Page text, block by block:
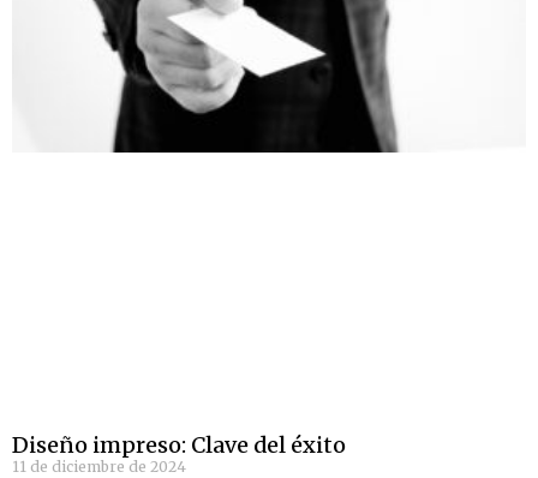
Diseño impreso: Clave del éxito
11 de diciembre de 2024